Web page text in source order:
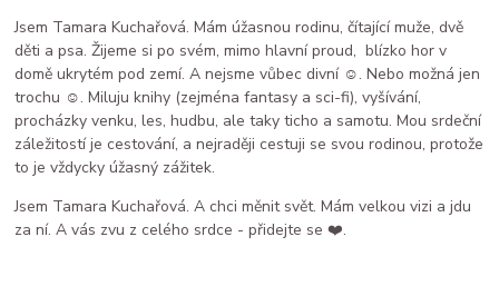
Jsem Tamara Kuchařová. Mám úžasnou rodinu, čítající muže, dvě
děti a psa. Žijeme si po svém, mimo hlavní proud, blízko hor v
domě ukrytém pod zemí. A nejsme vůbec divní ☺️. Nebo možná jen
trochu ☺️. Miluju knihy (zejména fantasy a sci-fi), vyšívání,
procházky venku, les, hudbu, ale taky ticho a samotu. Mou srdeční
záležitostí je cestování, a nejraději cestuji se svou rodinou, protože
to je vždycky úžasný zážitek.
Jsem Tamara Kuchařová. A chci měnit svět. Mám velkou vizi a jdu
za ní. A vás zvu z celého srdce - přidejte se ❤️.